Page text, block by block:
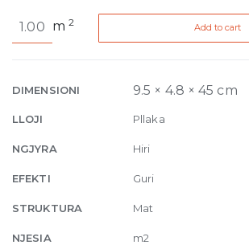
Light
4.8
45
cm
m2 Add to cart
DIMENSIONI 9.5 × 4.8 × 45 cm
LLOJI Pllaka
NGJYRA Hiri
EFEKTI Guri
STRUKTURA Mat
NJESIA m2